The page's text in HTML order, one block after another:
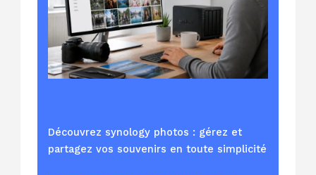
Découvrez synology photos : gérez et
partagez vos souvenirs en toute simplicité